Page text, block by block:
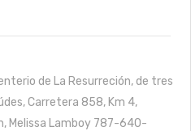
de La Resurreción, de tres
Carretera 858, Km 4,
Melissa Lamboy 787-640-